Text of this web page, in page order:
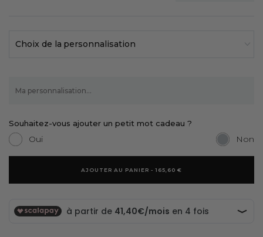
Choix de la personnalisation
Souhaitez-vous ajouter un petit mot cadeau ?
Oui Non
AJOUTER AU PANIER - 165,60 €